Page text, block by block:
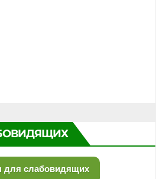
для слабовидящих